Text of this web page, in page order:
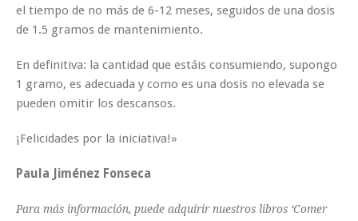
el tiempo de no más de 6-12 meses, seguidos de una dosis
de 1.5 gramos de mantenimiento.
En definitiva: la cantidad que estáis consumiendo, supongo
1 gramo, es adecuada y como es una dosis no elevada se
pueden omitir los descansos.
¡Felicidades por la iniciativa!»
Paula Jiménez Fonseca
Para más información, puede adquirir nuestros libros ‘Comer